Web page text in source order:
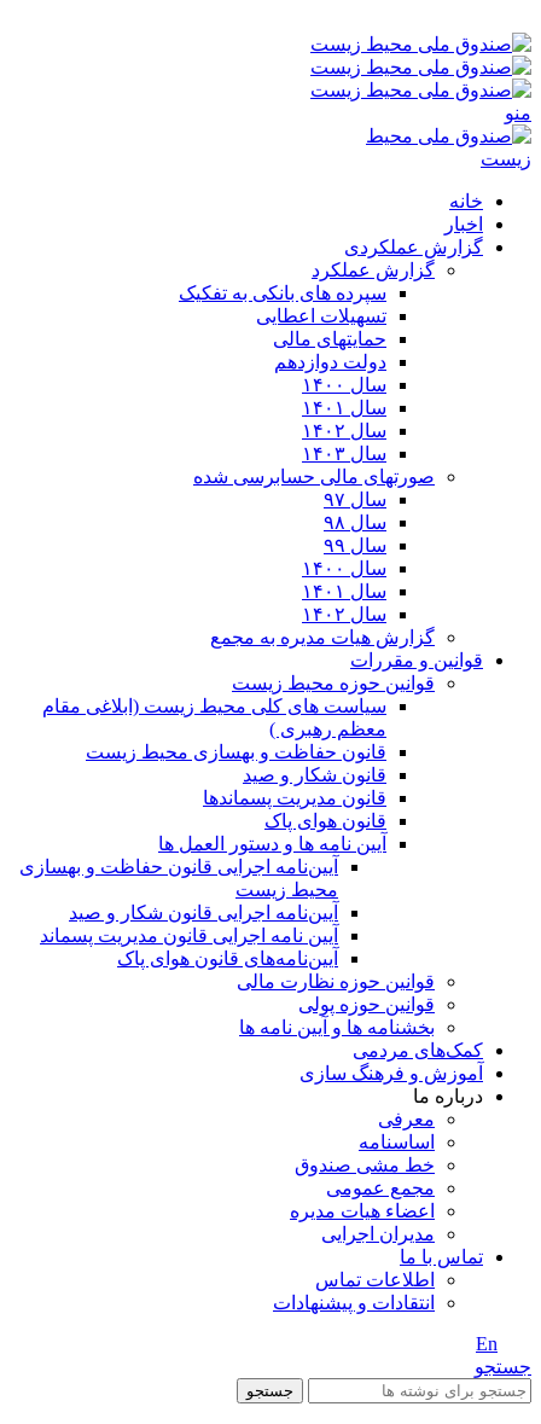
منو
خانه
اخبار
گزارش عملکردی
گزارش عملکرد
سپرده های بانکی به تفکیک
تسهیلات اعطایی
حمایتهای مالی
دولت دوازدهم
سال ۱۴۰۰
سال ۱۴۰۱
سال ۱۴۰۲
سال ۱۴۰۳
صورتهای مالی حسابرسی شده
سال ۹۷
سال ۹۸
سال ۹۹
سال ۱۴۰۰
سال ۱۴۰۱
سال ۱۴۰۲
گزارش هیات مدیره به مجمع
قوانین و مقررات
قوانین حوزه محیط زیست
ﺳﯿﺎﺳﺖ ﻫﺎی ﮐﻠﯽ ﻣﺤﯿﻂ زﯾﺴﺖ (ابلاغی مقام
معظم رهبری )
قانون حفاظت و بهسازی محیط زیست
قانون شکار و صید
قانون مدیریت پسماندها
قانون هوای پاک
آیین نامه ها و دستور العمل ها
آیین‌نامه اجرایی قانون حفاظت و بهسازی
محیط زیست
آیین‌نامه اجرایی قانون شکار و صید
آیین نامه اجرایی قانون مدیریت پسماند
آیین‌نامه‌های قانون هوای پاک
قوانین حوزه نظارت مالی
قوانین حوزه پولی
بخشنامه ها و آیین نامه ها
کمک‌های مردمی
آموزش و فرهنگ سازی
درباره ما
معرفی
اساسنامه
خط مشی صندوق
مجمع عمومی
اعضاء هیات مدیره
مدیران اجرایی
تماس با ما
اطلاعات تماس
انتقادات و پیشنهادات
En
جستجو
جستجو